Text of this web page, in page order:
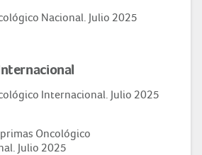
Nacional. Julio 2025
Internacional. Julio 2025
Oncológico
Julio 2025